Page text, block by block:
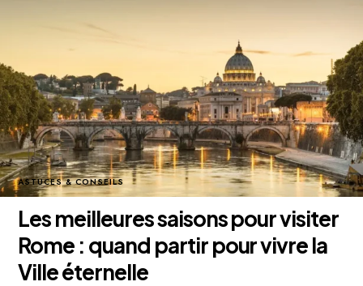
ASTUCES & CONSEILS
Les meilleures saisons pour visiter
Rome : quand partir pour vivre la
Ville éternelle